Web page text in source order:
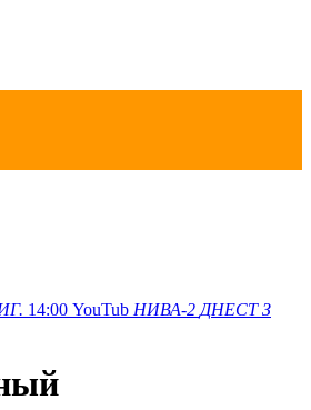
14:00 YouTub НИВА-2 ДНЕСТ З